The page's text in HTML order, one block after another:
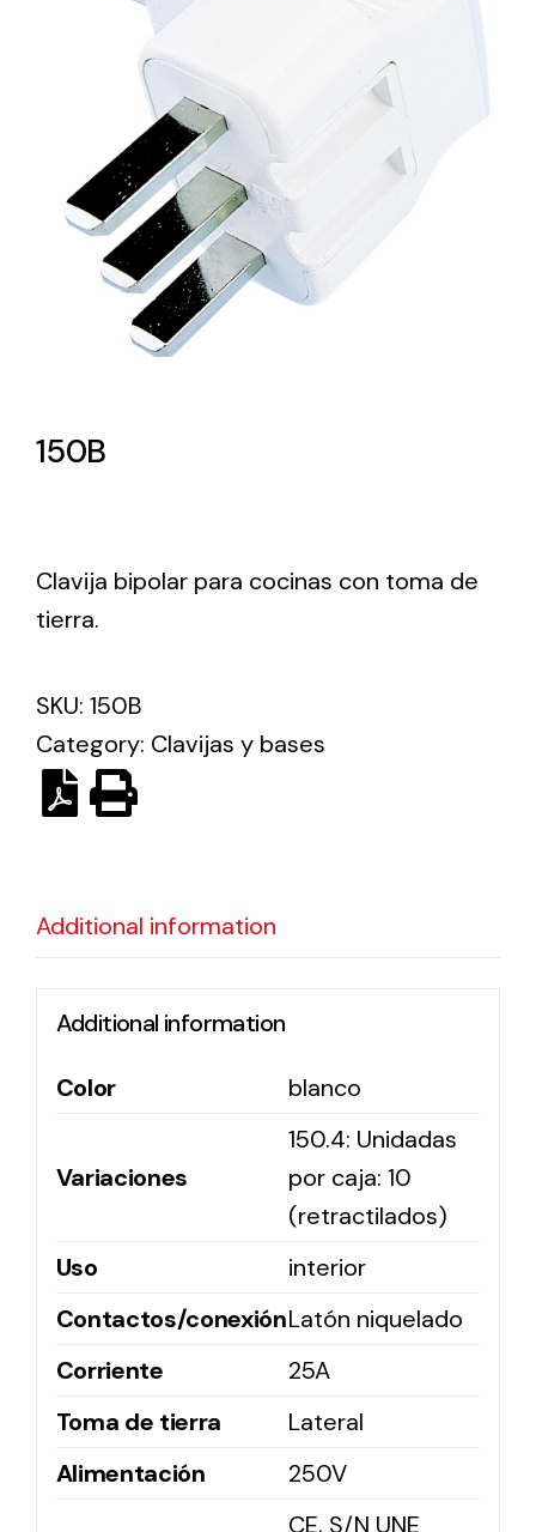
Lighting and Electrical
Equipment
Complete solutions in lighting and electrical
material for each project and need
ventilación industriales
Ventilation
different uses
Variety of solar solutions for all kinds of needs.
150B
Clavija bipolar para cocinas con toma de
tierra.
SKU: 150B
Category: Clavijas y bases
Additional information
Additional information
Color blanco
Variaciones
150.4: Unidadas
por caja: 10
(retractilados)
Uso
interior
Contactos/conexiónLatón niquelado
Corriente
25A
Toma de tierra
Lateral
Alimentación
250V
CE, S/N UNE